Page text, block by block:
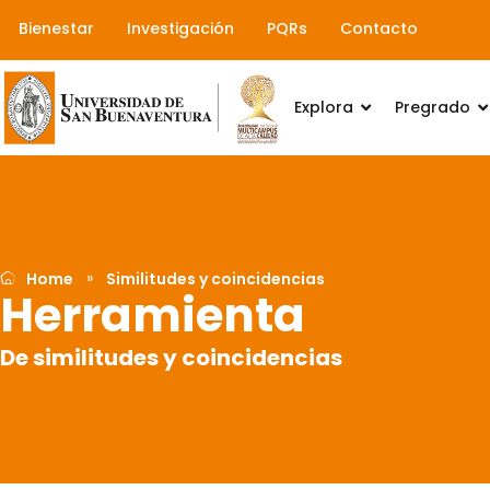
contenido
Bienestar Investigación PQRs Contacto
Explora Pregrado
Home » Similitudes y coincidencias
Herramienta
De similitudes y coincidencias